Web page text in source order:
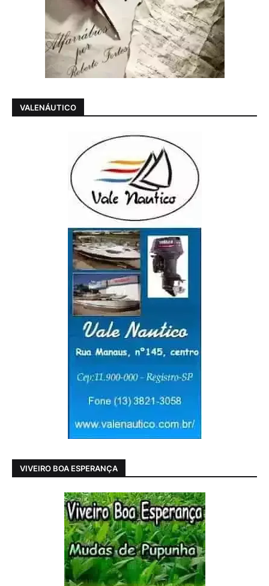
VALENÁUTICO
VIVEIRO BOA ESPERANÇA